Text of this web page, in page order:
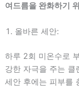
여드름을 완화하기
올바른 세안:
하루 2회 미온수로
강한 자극을 주는 클
세안 후에는 피부를